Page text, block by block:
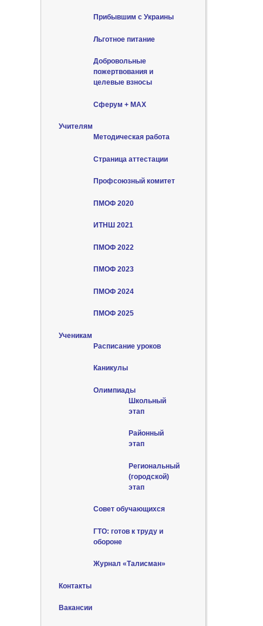
Прибывшим с Украины
Льготное питание
Добровольные
пожертвования и
целевые взносы
Сферум + MAX
Учителям
Методическая работа
Страница аттестации
Профсоюзный комитет
ПМОФ 2020
ИТНШ 2021
ПМОФ 2022
ПМОФ 2023
ПМОФ 2024
ПМОФ 2025
Ученикам
Расписание уроков
Каникулы
Олимпиады
Школьный
этап
Районный
этап
Региональный
(городской)
этап
Совет обучающихся
ГТО: готов к труду и
обороне
Журнал «Талисман»
Контакты
Вакансии